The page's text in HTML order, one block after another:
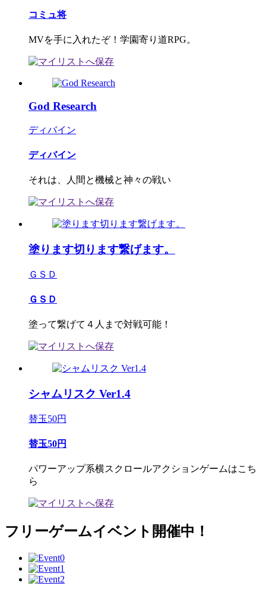
コミュ将
MVを手に入れたぞ！学園寄り道RPG。
God Research
ディバイン
ディバイン
それは、人間と機械と神々の戦い
塗ります切ります繋げます。
ＧＳＤ
ＧＳＤ
塗って繋げて４人まで対戦可能！
シャムリスク Ver1.4
替玉50円
替玉50円
パワーアップ系横スクロールアクションゲームはこち
ら
フリーゲームイベント開催中！